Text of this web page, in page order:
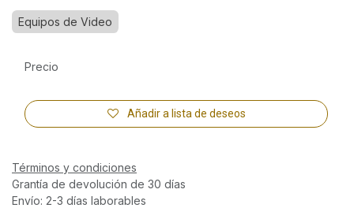
Equipos de Video
Añadir a lista de deseos
Precio
Términos y condiciones
Grantía de devolución de 30 días
Envío: 2-3 días laborables